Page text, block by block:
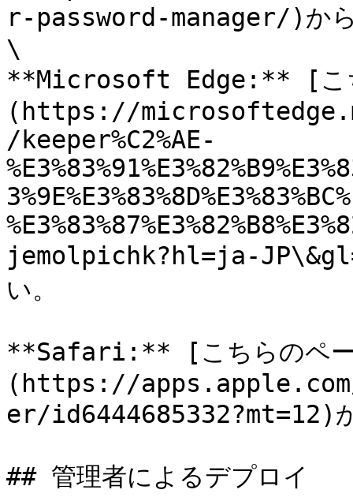
r-password-manager/)から
\
**Microsoft Edge:** [こ
(https://
/keeper%C2%AE-
jemolpichk?hl=ja-
い。
**Safari:** [こちらのペ
(https://apps.apple.com/
er/id6444685332?mt=12)
## 管理者によるデプロイ